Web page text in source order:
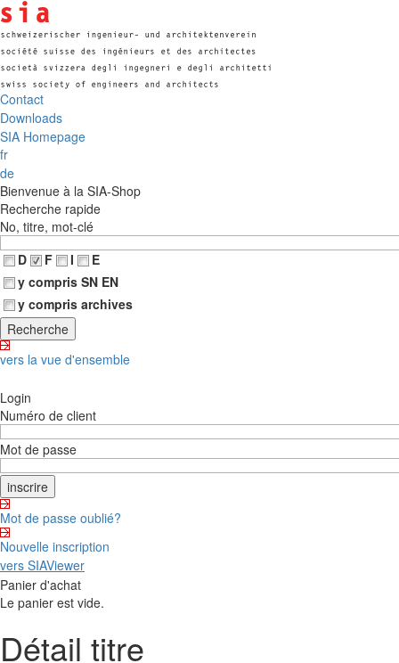
Contact
Downloads
SIA Homepage
fr
de
Bienvenue à la SIA-Shop
Recherche rapide
No, titre, mot-clé
D
F I
E
y compris SN EN
y compris archives
vers la vue d'ensemble
Login
Numéro de client
Mot de passe
Mot de passe oublié?
Nouvelle inscription
vers SIAViewer
Panier d'achat
Le panier est vide.
Détail titre